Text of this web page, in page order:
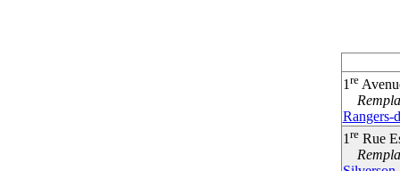
1 re
Rangers-
1 reRue